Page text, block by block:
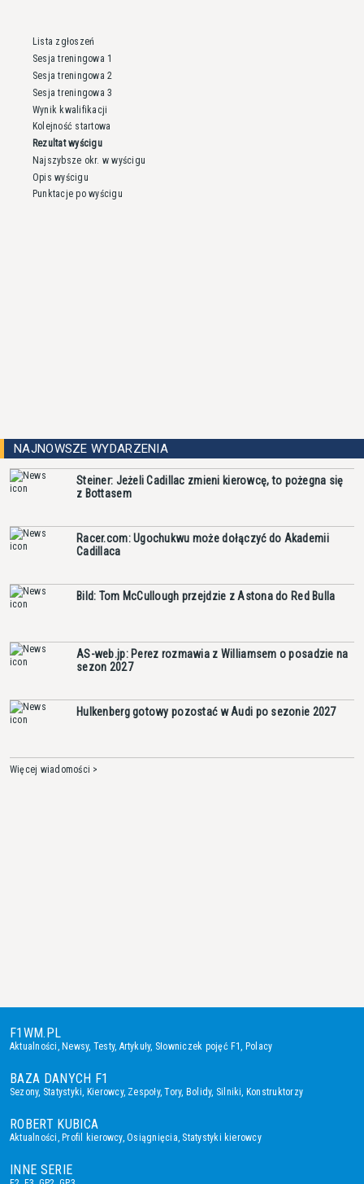
Lista zgłoszeń
Sesja treningowa 1
Sesja treningowa 2
Sesja treningowa 3
Wynik kwalifikacji
Kolejność startowa
Rezultat wyścigu
Najszybsze okr. w wyścigu
Opis wyścigu
Punktacje po wyścigu
NAJNOWSZE WYDARZENIA
Steiner: Jeżeli Cadillac zmieni kierowcę, to pożegna się
z Bottasem
Racer.com: Ugochukwu może dołączyć do Akademii
Cadillaca
Bild: Tom McCullough przejdzie z Astona do Red Bulla
AS-web.jp: Perez rozmawia z Williamsem o posadzie na
sezon 2027
Hulkenberg gotowy pozostać w Audi po sezonie 2027
Więcej wiadomości >
F1WM.PL
Aktualności,Newsy, Testy, Artykuły, Słowniczek pojęć F1, Polacy
BAZA DANYCH F1
Sezony, Statystyki, Kierowcy, Zespoły,Tory, Bolidy, Silniki, Konstruktorzy
ROBERT KUBICA
Aktualności,Profil kierowcy,Osiągnięcia, Statystyki kierowcy
INNE SERIE